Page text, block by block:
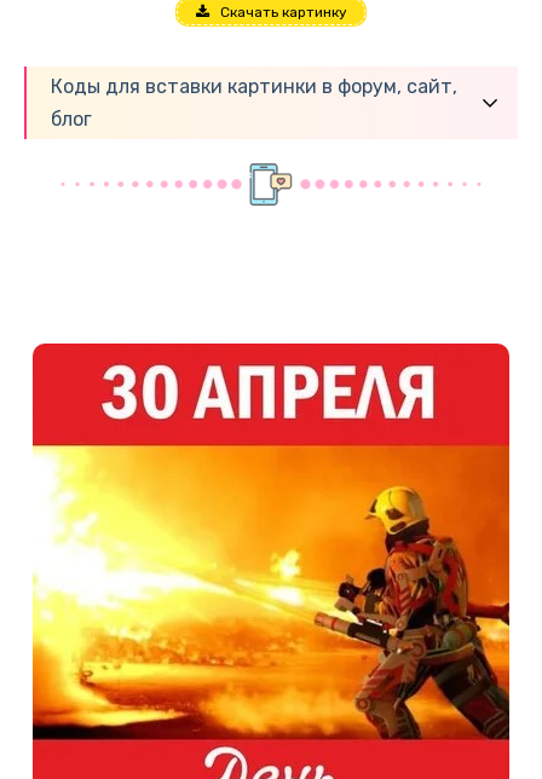
Скачать картинку
Коды для вставки картинки в форум, сайт,
блог